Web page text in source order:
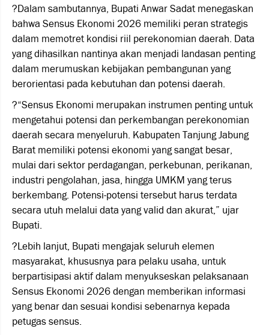
?Dalam sambutannya, Bupati Anwar Sadat menegaskan
bahwa Sensus Ekonomi 2026 memiliki peran strategis
dalam memotret kondisi riil perekonomian daerah. Data
yang dihasilkan nantinya akan menjadi landasan penting
dalam merumuskan kebijakan pembangunan yang
berorientasi pada kebutuhan dan potensi daerah.
?“Sensus Ekonomi merupakan instrumen penting untuk
mengetahui potensi dan perkembangan perekonomian
daerah secara menyeluruh. Kabupaten Tanjung Jabung
Barat memiliki potensi ekonomi yang sangat besar,
mulai dari sektor perdagangan, perkebunan, perikanan,
industri pengolahan, jasa, hingga UMKM yang terus
berkembang. Potensi-potensi tersebut harus terdata
secara utuh melalui data yang valid dan akurat,” ujar
Bupati.
?Lebih lanjut, Bupati mengajak seluruh elemen
masyarakat, khususnya para pelaku usaha, untuk
berpartisipasi aktif dalam menyukseskan pelaksanaan
Sensus Ekonomi 2026 dengan memberikan informasi
yang benar dan sesuai kondisi sebenarnya kepada
petugas sensus.